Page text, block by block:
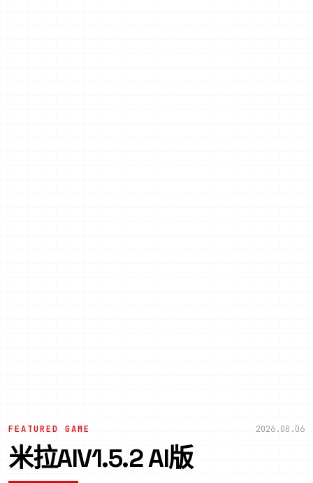
FEATURED GAME 2026.08.06
米拉AIV1.5.2 AI版